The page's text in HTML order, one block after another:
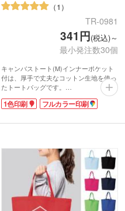
1
TR-0981
341円(税込)～
最小発注数30個
キャンバストート(M)インナーポケット
付は、厚手で丈夫なコットン生地を使っ
たトートバッグです。
内側にはスマホや小物を入れるのに便利
なポケット付き。マチもあるので収納力
グにおすすめです。
に付けていたキーホルダーやパスケース
も、細く作られたフックで楽々取り付け
られますよ。
シンプルなトートバッグは名入れにぴっ
たり。ロゴを入れてショップのノベルテ
ィや、オリジナルバックにいかがでしょ
うか。
1色印刷 フルカラー印刷